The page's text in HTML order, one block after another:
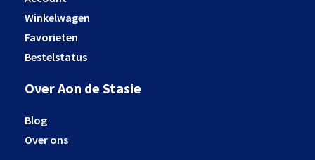
Winkelwagen
Favorieten
Bestelstatus
Over Aon de Stasie
Blog
Over ons